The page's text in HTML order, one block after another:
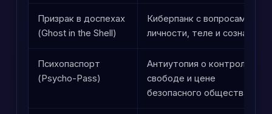
Призрак в доспехах
(Ghost in the Shell)
Киберпанк с вопросами о
личности, теле и сознании
Психопаспорт
(Psycho-Pass)
Антиутопия о контроле,
свободе и цене
безопасного общества